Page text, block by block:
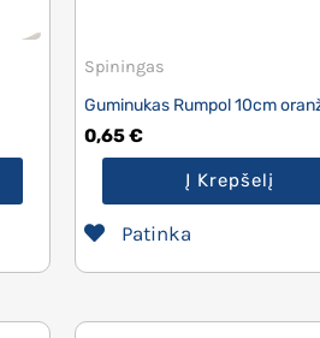
Spiningas
Guminukas Rumpol 10cm
0,65€
Į Krepšelį
Patinka